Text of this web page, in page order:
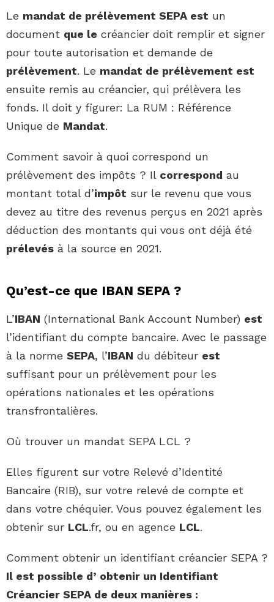
Le mandat de prélèvement SEPA est un
document que le créancier doit remplir et signer
pour toute autorisation et demande de
prélèvement. Le mandat de prélèvement est
ensuite remis au créancier, qui prélèvera les
fonds. Il doit y figurer: La RUM : Référence
Unique de Mandat.
Comment savoir à quoi correspond un
prélèvement des impôts ? Il correspond au
montant total d’impôt sur le revenu que vous
devez au titre des revenus perçus en 2021 après
déduction des montants qui vous ont déjà été
prélevés à la source en 2021.
Qu’est-ce que IBAN SEPA ?
L’IBAN (International Bank Account Number) est
l’identifiant du compte bancaire. Avec le passage
à la norme SEPA, l’IBAN du débiteur est
suffisant pour un prélèvement pour les
opérations nationales et les opérations
transfrontalières.
Où trouver un mandat SEPA LCL ?
Elles figurent sur votre Relevé d’Identité
Bancaire (RIB), sur votre relevé de compte et
dans votre chéquier. Vous pouvez également les
obtenir sur LCL.fr, ou en agence LCL.
Comment obtenir un identifiant créancier SEPA ?
Il est possible d’ obtenir un Identifiant
Créancier SEPA de deux manières :